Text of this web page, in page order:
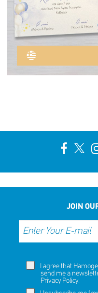
JOIN
I agree that
send me a
Privacy Policy.